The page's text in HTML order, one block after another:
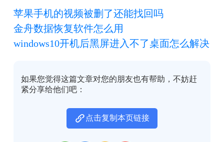
苹果手机的视频被删了还能找回吗
金舟数据恢复软件怎么用
windows10开机后黑屏进入不了桌面怎么解决
如果您觉得这篇文章对您的朋友也有帮助，不妨赶
紧分享给他们吧：
点击复制本页链接